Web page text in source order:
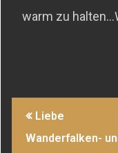
warm zu
Liebe
Wanderfalken-